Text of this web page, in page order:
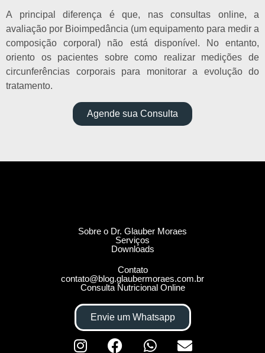
A principal diferença é que, nas consultas online, a
avaliação por Bioimpedância (um equipamento para medir a
composição corporal) não está disponível. No entanto,
oriento os pacientes sobre como realizar medições de
circunferências corporais para monitorar a evolução do
tratamento.
Agende sua Consulta
Sobre o Dr. Glauber Moraes
Serviços
Downloads
Contato
contato@blog.glaubermoraes.com.br
Consulta Nutricional Online
Envie um Whatsapp